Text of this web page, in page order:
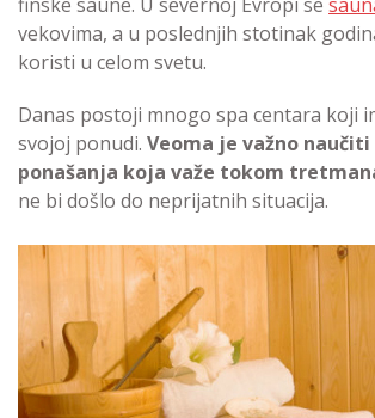
vekovima, a u poslednjih stotinak
koristi u celom svetu.
Danas postoji mnogo spa centara koji
svojoj ponudi. Veoma je važno
ponašanja koja važe tokom
ne bi došlo do neprijatnih situacija.